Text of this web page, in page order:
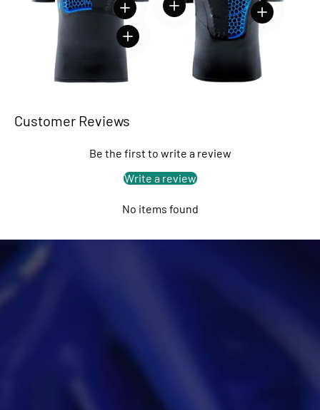
Voir les détails
Voir les détails
Voir les détails
Voir les détails
Customer Reviews
Be the first to write a review
Write a review
No items found